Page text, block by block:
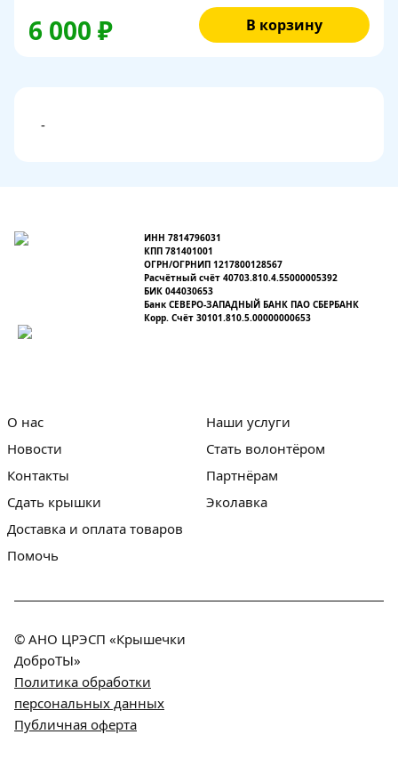
6 000 ₽ В корзину
-
ИНН 7814796031
КПП 781401001
ОГРН/ОГРНИП 1217800128567
Расчётный счёт 40703.810.4.55000005392
БИК 044030653
Банк СЕВЕРО-ЗАПАДНЫЙ БАНК ПАО СБЕРБАНК
Корр. Счёт 30101.810.5.00000000653
О нас
Новости
Контакты
Сдать крышки
Наши услуги
Стать волонтёром
Партнёрам
Эколавка
Доставка и оплата товаров
Помочь
© АНО ЦРЭСП «Крышечки
ДоброТЫ»
Политика обработки
персональных данных
Публичная оферта